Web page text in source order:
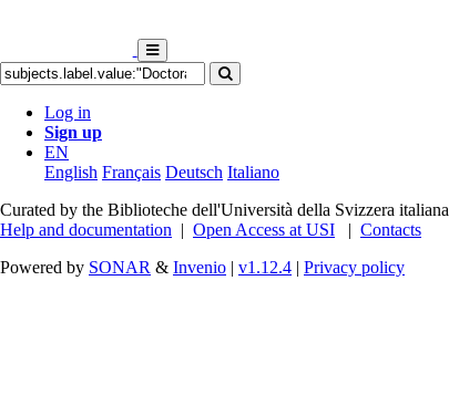
Log in
Sign up
EN
English Français Deutsch Italiano
Curated by the Biblioteche dell'Università della Svizzera italiana
Help and documentation | Open Access at USI | Contacts
Powered by SONAR & Invenio | v1.12.4 | Privacy policy